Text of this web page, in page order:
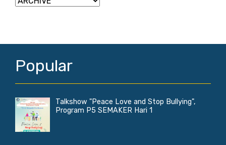
Popular
Talkshow "Peace Love and Stop Bullying",
Program P5 SEMAKER Hari 1